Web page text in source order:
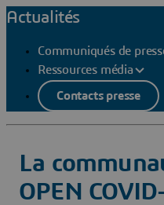
Actualités
Communiqués de
Ressources média
Contacts presse
La
OPEN